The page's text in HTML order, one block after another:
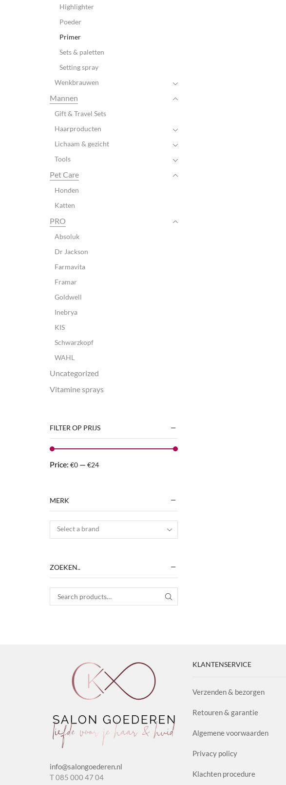
Highlighter
Poeder
Primer
Sets & paletten
Setting spray
Wenkbrauwen
Mannen
Gift & Travel Sets
Haarproducten
Lichaam & gezicht
Tools
Pet Care
Honden
Katten
PRO
Absoluk
Dr Jackson
Farmavita
Framar
Goldwell
Inebrya
KIS
Schwarzkopf
WAHL
Uncategorized
Vitamine sprays
FILTER OP PRIJS
Price: €0 — €24
MERK
Select a brand
ZOEKEN..
Search for: SEARCH
info@salongoederen.nl
T 085 000 47 04
KLANTENSERVICE
Verzenden & bezorgen
Retouren & garantie
Algemene voorwaarden
Privacy policy
Klachten procedure